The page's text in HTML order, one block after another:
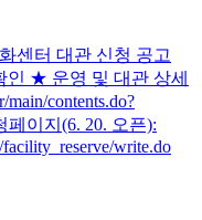
센터 대관 신청 공고
인 ★ 운영 및 대관 상세
main/contents.do?
이지(6. 20. 오픈):
write.do